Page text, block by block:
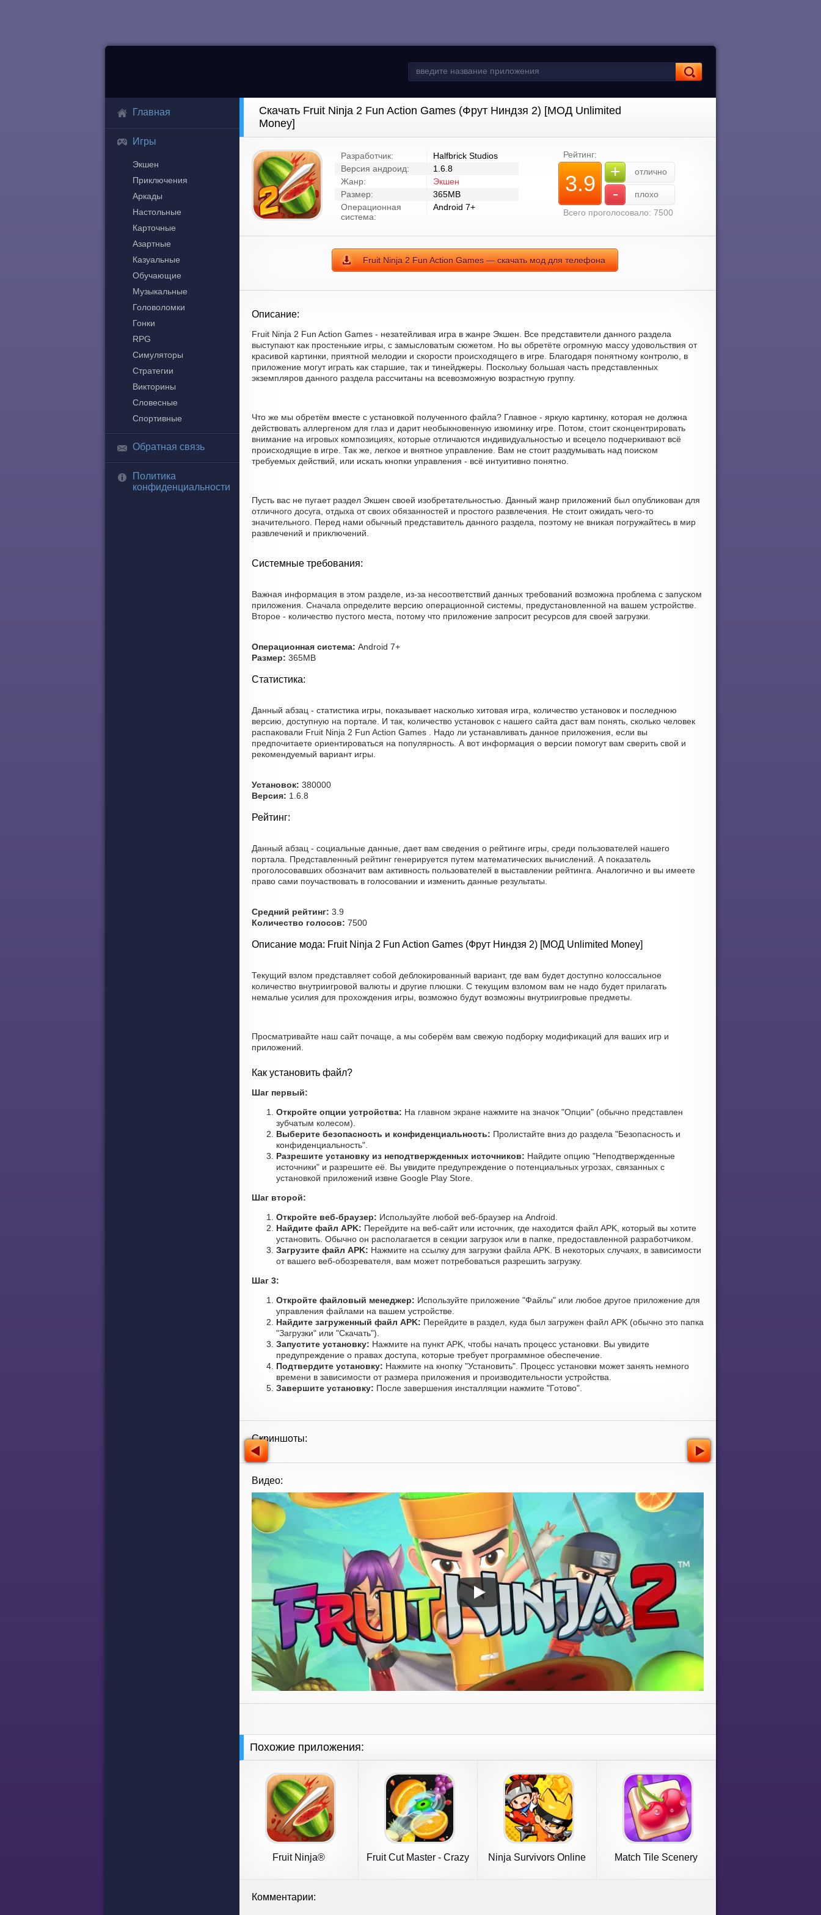
Главная
Игры
Экшен
Приключения
Аркады
Настольные
Карточные
Азартные
Казуальные
Обучающие
Музыкальные
Головоломки
Гонки
RPG
Симуляторы
Стратегии
Викторины
Словесные
Спортивные
Обратная связь
Политика
конфиденциальности
Скачать Fruit Ninja 2 Fun Action Games (Фрут Ниндзя 2) [МОД Unlimited
Money]
Разработчик:
Halfbrick Studios
Версия андроид:
1.6.8
Жанр:
Экшен
Размер:
365MB
Операционная
система:
Android 7+
Рейтинг:
3.9 + отлично
-
плохо
Всего проголосовало: 7500
Fruit Ninja 2 Fun Action Games — скачать мод для телефона
Описание:
Fruit Ninja 2 Fun Action Games - незатейливая игра в жанре Экшен. Все представители данного раздела
выступают как простенькие игры, с замысловатым сюжетом. Но вы обретёте огромную массу удовольствия от
красивой картинки, приятной мелодии и скорости происходящего в игре. Благодаря понятному контролю, в
приложение могут играть как старшие, так и тинейджеры. Поскольку большая часть представленных
экземпляров данного раздела рассчитаны на всевозможную возрастную группу.
Что же мы обретём вместе с установкой полученного файла? Главное - яркую картинку, которая не должна
действовать аллергеном для глаз и дарит необыкновенную изюминку игре. Потом, стоит сконцентрировать
внимание на игровых композициях, которые отличаются индивидуальностью и всецело подчеркивают всё
происходящие в игре. Так же, легкое и внятное управление. Вам не стоит раздумывать над поиском
требуемых действий, или искать кнопки управления - всё интуитивно понятно.
Пусть вас не пугает раздел Экшен своей изобретательностью. Данный жанр приложений был опубликован для
отличного досуга, отдыха от своих обязанностей и простого развлечения. Не стоит ожидать чего-то
значительного. Перед нами обычный представитель данного раздела, поэтому не вникая погружайтесь в мир
развлечений и приключений.
Системные требования:
Важная информация в этом разделе, из-за несоответствий данных требований возможна проблема с запуском
приложения. Сначала определите версию операционной системы, предустановленной на вашем устройстве.
Второе - количество пустого места, потому что приложение запросит ресурсов для своей загрузки.
Операционная система: Android 7+
Размер: 365MB
Статистика:
Данный абзац - статистика игры, показывает насколько хитовая игра, количество установок и последнюю
версию, доступную на портале. И так, количество установок с нашего сайта даст вам понять, сколько человек
распаковали Fruit Ninja 2 Fun Action Games . Надо ли устанавливать данное приложения, если вы
предпочитаете ориентироваться на популярность. А вот информация о версии помогут вам сверить свой и
рекомендуемый вариант игры.
Установок: 380000
Версия: 1.6.8
Рейтинг:
Данный абзац - социальные данные, дает вам сведения о рейтинге игры, среди пользователей нашего
портала. Представленный рейтинг генерируется путем математических вычислений. А показатель
проголосовавших обозначит вам активность пользователей в выставлении рейтинга. Аналогично и вы имеете
право сами поучаствовать в голосовании и изменить данные результаты.
Средний рейтинг: 3.9
Количество голосов: 7500
Описание мода: Fruit Ninja 2 Fun Action Games (Фрут Ниндзя 2) [МОД Unlimited Money]
Текущий взлом представляет собой деблокированный вариант, где вам будет доступно колоссальное
количество внутриигровой валюты и другие плюшки. С текущим взломом вам не надо будет прилагать
немалые усилия для прохождения игры, возможно будут возможны внутриигровые предметы.
Просматривайте наш сайт почаще, а мы соберём вам свежую подборку модификаций для ваших игр и
приложений.
Как установить файл?
Шаг первый:
Откройте опции устройства: На главном экране нажмите на значок "Опции" (обычно представлен
зубчатым колесом).
Выберите безопасность и конфиденциальность: Пролистайте вниз до раздела "Безопасность и
конфиденциальность".
Разрешите установку из неподтвержденных источников: Найдите опцию "Неподтвержденные
источники" и разрешите её. Вы увидите предупреждение о потенциальных угрозах, связанных с
установкой приложений извне Google Play Store.
Шаг второй:
Откройте веб-браузер: Используйте любой веб-браузер на Android.
Найдите файл APK: Перейдите на веб-сайт или источник, где находится файл APK, который вы хотите
установить. Обычно он располагается в секции загрузок или в папке, предоставленной разработчиком.
Загрузите файл APK: Нажмите на ссылку для загрузки файла APK. В некоторых случаях, в зависимости
от вашего веб-обозревателя, вам может потребоваться разрешить загрузку.
Шаг 3:
Откройте файловый менеджер: Используйте приложение "Файлы" или любое другое приложение для
управления файлами на вашем устройстве.
Найдите загруженный файл APK: Перейдите в раздел, куда был загружен файл APK (обычно это папка
"Загрузки" или "Скачать").
Запустите установку: Нажмите на пункт APK, чтобы начать процесс установки. Вы увидите
предупреждение о правах доступа, которые требует программное обеспечение.
Подтвердите установку: Нажмите на кнопку "Установить". Процесс установки может занять немного
времени в зависимости от размера приложения и производительности устройства.
Завершите установку: После завершения инсталляции нажмите "Готово".
Скриншоты:
Видео:
Похожие приложения:
Fruit Ninja®
Fruit Cut Master - Crazy
Ninja Survivors Online Match Tile Scenery
Комментарии: